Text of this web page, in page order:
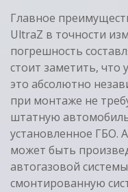
Главное
UltraZ в точности
погрешность
стоит заметить, что
это абсолютно
при монтаже не
штатную
установленное ГБО.
может быть
автогазовой
смонтированную